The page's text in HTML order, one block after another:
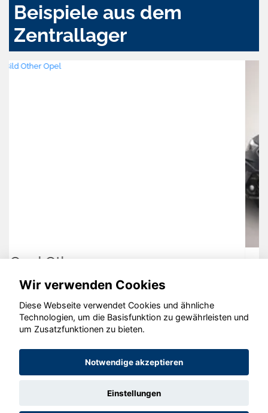
Beispiele aus dem
Zentrallager
Seat Arona
© konjunkturmotor.de GmbH 2020 - 2026
Wir verwenden Cookies
Diese Webseite verwendet Cookies und ähnliche
Technologien, um die Basisfunktion zu gewährleisten und
um Zusatzfunktionen zu bieten.
Notwendige akzeptieren
Einstellungen